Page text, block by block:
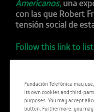
Americanos,una
con las que Robert
tensión social de
Follow this link to
Européenne de la
Americans.
Fundación Telefónica may
its own cookies and third-
purposes. You may accept
button. Furthermore, you